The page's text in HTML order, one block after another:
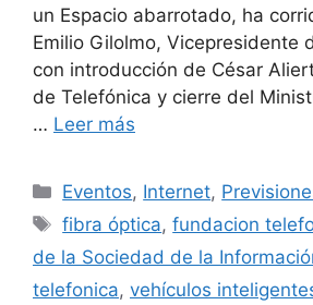
un Espacio abarrotado, ha
Emilio Gilolmo, Vicepresidente
con introducción de César
de Telefónica y cierre del
… Leer más
Categorías
Eventos, Internet,
Etiquetas
fibra óptica,fundacion
de la Sociedad de la
telefonica, vehículos